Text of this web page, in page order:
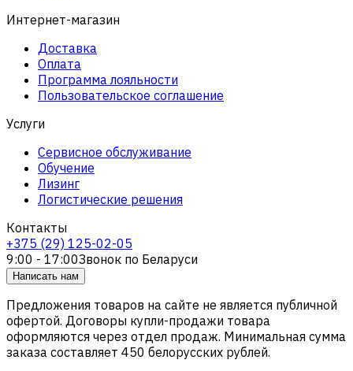
Интернет-магазин
Доставка
Оплата
Программа лояльности
Пользовательское соглашение
Услуги
Сервисное обслуживание
Обучение
Лизинг
Логистические решения
Контакты
+375 (29) 125-02-05
9:00 - 17:00Звонок по Беларуси
Написать нам
Предложения товаров на сайте не является публичной
офертой. Договоры купли-продажи товара
оформляются через отдел продаж. Минимальная сумма
заказа составляет 450 белорусских рублей.